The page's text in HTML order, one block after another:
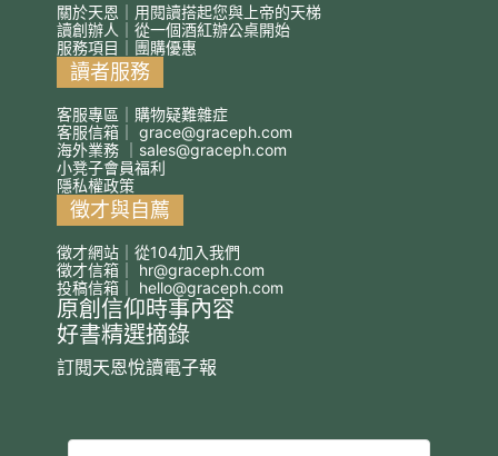
關於天恩｜用閱讀搭起您與上帝的天梯
讀創辦人｜從一個酒紅辦公桌開始
服務項目｜團購優惠
讀者服務
客服專區｜購物疑難雜症
客服信箱｜ grace@graceph.com
海外業務 ｜ sales@graceph.com
小凳子會員福利
隱私權政策
徵才與自薦
徵才網站｜從104加入我們
徵才信箱｜ hr@graceph.com
投稿信箱｜ hello@graceph.com
原創信仰時事內容
好書精選摘錄
訂閱天恩悅讀電子報